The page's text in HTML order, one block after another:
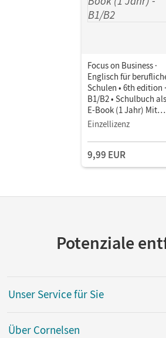
Focus on Business ·
Englisch für
Schulen • 6th edition ·
B1/B2 • Schulbuch als
E-Book (1 Jahr) Mit
Medien
Einzellizenz
9,99 EUR
Potenziale
Unser Service für Sie
Über Cornelsen